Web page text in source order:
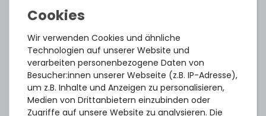
Microsoft Windows Server 2022 (Standard &
Datacenter)
Oracle Linux/UEK 6.9 (Intel Xeon Scalable 1st Gen)
Oracle Linux/UEK 7.4 (Intel Xeon Scalable 1st Gen)
Oracle Linux/UEK 7.6 (Intel Xeon Scalable 2nd Gen)
Wir verwenden Cookies und ähnliche
Technologien auf unserer Website und
verarbeiten personenbezogene Daten von
Besucher:innen unserer Webseite (z.B. IP-Adresse),
um z.B. Inhalte und Anzeigen zu personalisieren,
Medien von Drittanbietern einzubinden oder
Zugriffe auf unsere Website zu analysieren. Die